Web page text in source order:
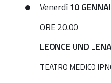
1
Contronatura
2019-
LEONCE
Venerdì10
ORE 20.00
LEONCE UND LENA
TEATRO MEDICO